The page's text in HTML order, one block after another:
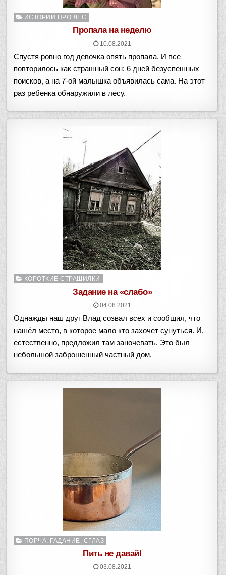
Опубликовано
ИСТОРИИ ПРО ЛЕС
Пропала на неделю
10.08.2021
Спустя ровно год девочка опять пропала. И все
повторилось как страшный сон: 6 дней безуспешных
поисков, а на 7-ой малышка объявилась сама. На этот
раз ребенка обнаружили в лесу.
Опубликовано
КОРОТКИЕ СТРАШИЛКИ
Задание на «слабо»
04.08.2021
Однажды наш друг Влад созвал всех и сообщил, что
нашёл место, в которое мало кто захочет сунуться. И,
естественно, предложил там заночевать. Это был
небольшой заброшенный частный дом.
Опубликовано
ПОРЧА, ГАДАНИЕ, СГЛАЗ
Пить не давай!
03.08.2021